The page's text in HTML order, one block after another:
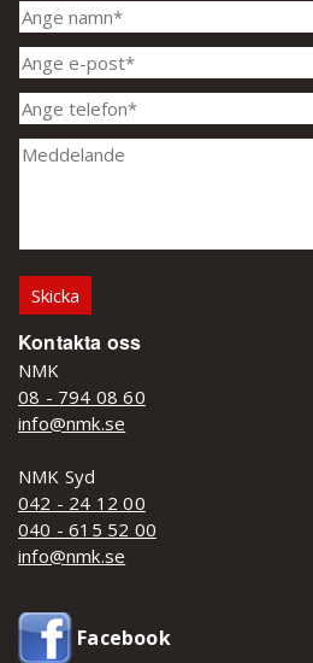
Kontakta oss
NMK
08 - 794 08 60
info@nmk.se
NMK Syd
042 - 24 12 00
040 - 615 52 00
info@nmk.se
Facebook